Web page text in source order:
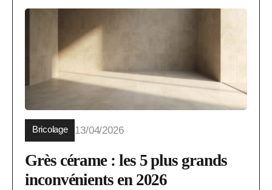
Bricolage 13/04/2026
Grès cérame : les 5 plus grands
inconvénients en 2026